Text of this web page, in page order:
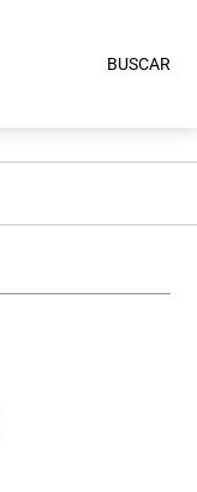
BUSCAR